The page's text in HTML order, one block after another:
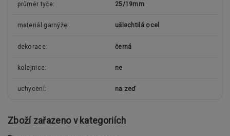
průměr tyče 25/19mm
materiál garnýže ušlechtilá ocel
dekorace černá
kolejnice ne
uchycení na zeď
Zboží zařazeno v kategoriích